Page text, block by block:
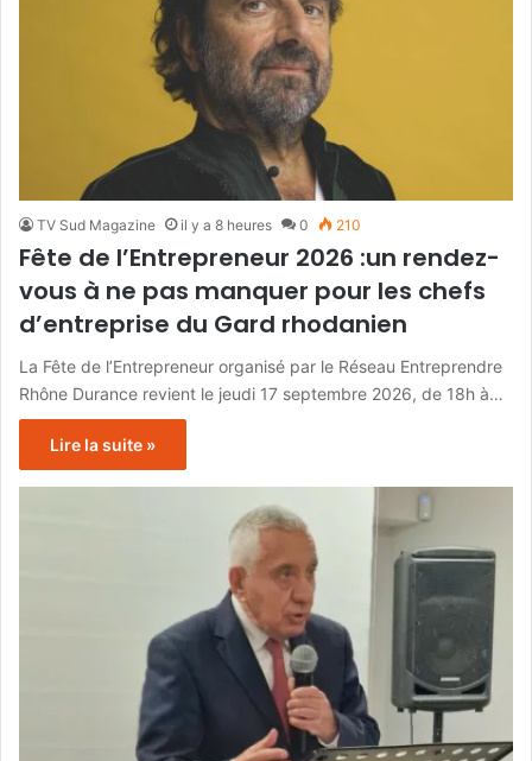
TV Sud Magazine il y a 8 heures 0 210
Fête de l’Entrepreneur 2026 :un rendez-
vous à ne pas manquer pour les chefs
d’entreprise du Gard rhodanien
La Fête de l’Entrepreneur organisé par le Réseau Entreprendre
Rhône Durance revient le jeudi 17 septembre 2026, de 18h à…
Lire la suite »